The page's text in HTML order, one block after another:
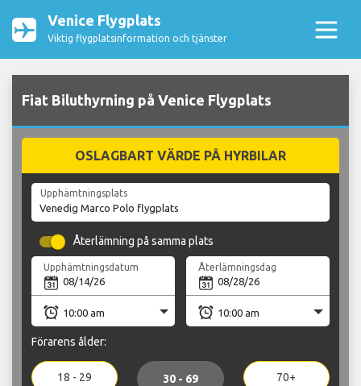
Venice Flygplats
Viktig flygplatsinformation och tjänster
Fiat Biluthyrning på Venice Flygplats
OSLAGBART VÄRDE PÅ HYRBILAR
Upphämtningsplats
Återlämning på samma plats
Upphämtningsdatum Återlämningsdag
Förarens ålder:
18 - 29 30 - 69 70+